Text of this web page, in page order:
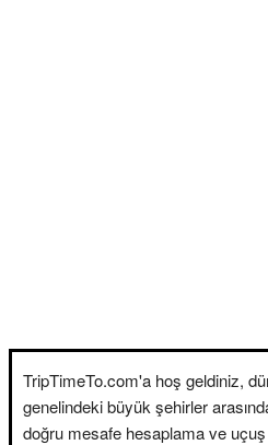
TripTimeTo.com'a hoş geldiniz,
genelindeki büyük şehirler
doğru mesafe hesaplama ve uçuş